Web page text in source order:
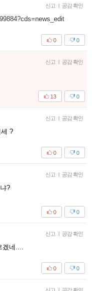
신고 공감 확인
0
0
신고 공감 확인
0
13
신고 공감 확인
?
0
0
신고 공감 확인
?
0
0
신고 공감 확인
겠네....
0
0